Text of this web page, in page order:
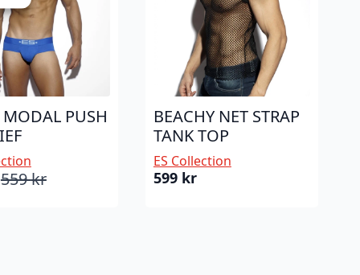
MODAL PUSH
559kr
BEACHY NET STRAP
TANK TOP
ES Collection
599 kr